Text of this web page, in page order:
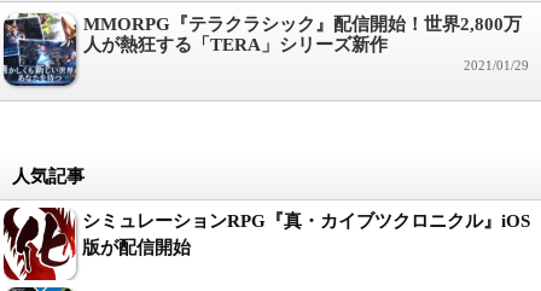
MMORPG『テラクラシック』配信開始！世界2,800万
人が熱狂する「TERA」シリーズ新作
2021/01/29
人気記事
シミュレーションRPG『真・カイブツクロニクル』iOS
版が配信開始